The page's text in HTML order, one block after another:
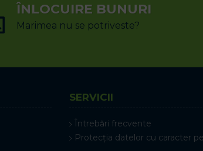
ÎNLOCUIRE BUNURI
Marimea nu se potriveste?
SERVICII
Întrebări frecvente
Protecția datelor cu caracter